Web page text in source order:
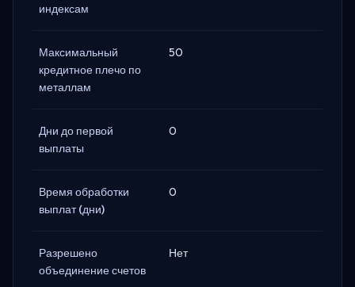
индексам
Максимальный
кредитное плечо по
металлам
50
Дни до первой
выплаты
0
Время обработки
выплат (дни)
0
Разрешено
объединение счетов
Нет